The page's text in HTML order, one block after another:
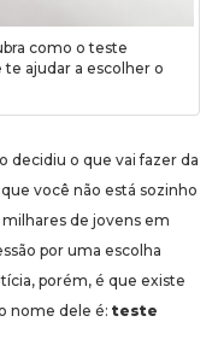
como o teste
ajudar a escolher o
decidiu o que vai fazer da
você não está sozinho
milhares de jovens em
por uma escolha
porém, é que existe
nome dele é: teste